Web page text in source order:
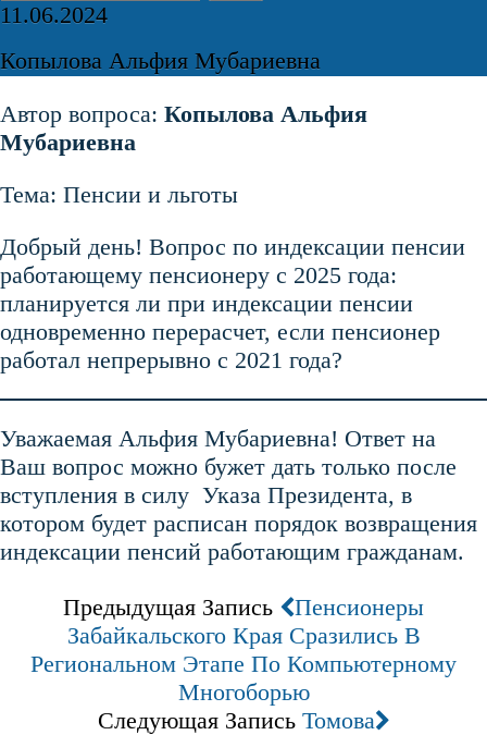
11.06.2024
Копылова Альфия Мубариевна
Автор вопроса: Копылова Альфия
Мубариевна
Тема: Пенсии и льготы
Добрый день! Вопрос по индексации пенсии
работающему пенсионеру с 2025 года:
планируется ли при индексации пенсии
одновременно перерасчет, если пенсионер
работал непрерывно с 2021 года?
Уважаемая Альфия Мубариевна! Ответ на
Ваш вопрос можно бужет дать только после
вступления в силу Указа Президента, в
котором будет расписан порядок возвращения
индексации пенсий работающим гражданам.
Предыдущая Запись
Пенсионеры
Забайкальского Края Сразились В
Региональном Этапе По Компьютерному
Многоборью
Следующая Запись Томова